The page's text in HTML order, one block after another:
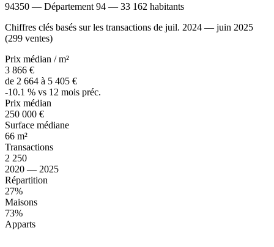
94350 — Département 94 — 33 162 habitants
Chiffres clés basés sur les transactions de juil. 2024 — juin 2025
(299 ventes)
Prix médian / m²
3 866 €
de 2 664 à 5 405 €
-10.1 % vs 12 mois préc.
Prix médian
250 000 €
Surface médiane
66 m²
Transactions
2 250
2020 — 2025
Répartition
27%
Maisons
73%
Apparts